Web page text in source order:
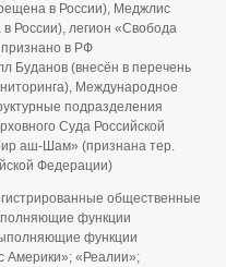
в России), Меджлис
России), легион «Свобода
в РФ
Буданов (внесён в перечень
Международное
подразделения
Суда Российской
аш-Шам» (признана тер.
Федерации)
общественные
функции
функции
Америки»; «Реалии»;